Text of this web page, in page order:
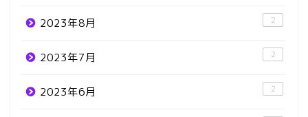
2023年8月 2
2023年7月 2
2023年6月 2